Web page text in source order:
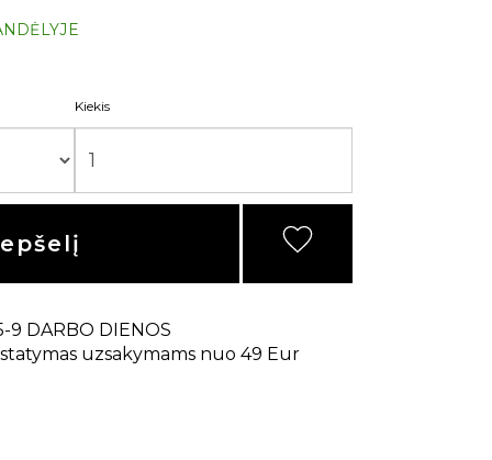
Kiekis
9 DARBO DIENOS
uzsakymams nuo 49 Eur